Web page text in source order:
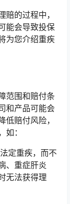
的过程中，
能会导致投保
为您介绍重疾
范围和赔付条
和产品可能会
赔付风险，
：
定重疾，而不
、重症肝炎
无法获得理